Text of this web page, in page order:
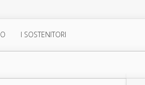
I SOSTENITORI